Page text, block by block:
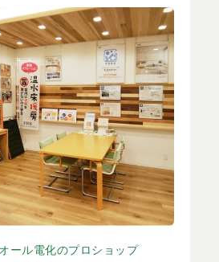
ール電化のプロショップ